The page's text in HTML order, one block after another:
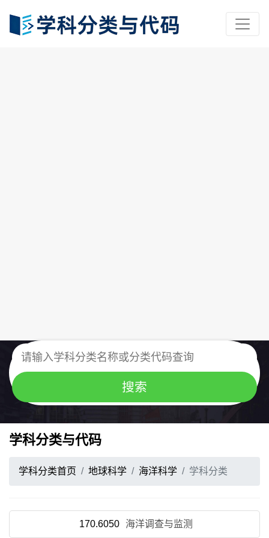
学科分类与代码
学科分类首页 地球科学 海洋科学 学科分类
170.6050 海洋调查与监测